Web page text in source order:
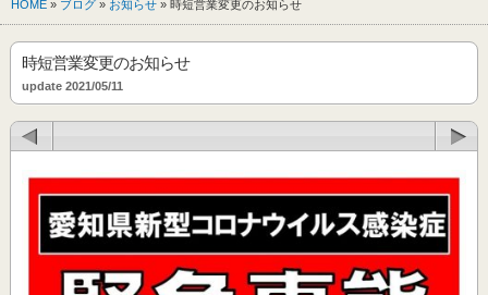
HOME » ブログ » お知らせ » 時短営業変更のお知らせ
時短営業変更のお知らせ
update 2021/05/11